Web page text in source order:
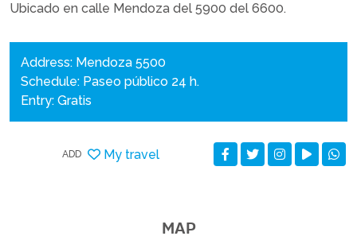
Ubicado en calle Mendoza del 5900 del 6600.
Address: Mendoza 5500
Schedule: Paseo público 24 h.
Entry: Gratis
ADD My travel
MAP